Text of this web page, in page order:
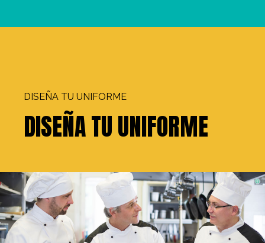
DISEÑA TU UNIFORME
DISEÑA TU UNIFORME